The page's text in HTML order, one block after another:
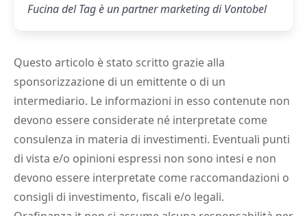
Fucina del Tag è un partner marketing di Vontobel
Questo articolo è stato scritto grazie alla
sponsorizzazione di un emittente o di un
intermediario. Le informazioni in esso contenute non
devono essere considerate né interpretate come
consulenza in materia di investimenti. Eventuali punti
di vista e/o opinioni espressi non sono intesi e non
devono essere interpretate come raccomandazioni o
consigli di investimento, fiscali e/o legali.